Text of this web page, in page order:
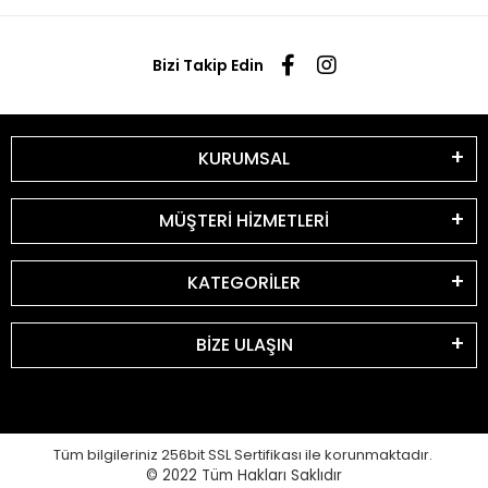
Bizi Takip Edin
KURUMSAL
MÜŞTERİ HİZMETLERİ
KATEGORİLER
BİZE ULAŞIN
Tüm bilgileriniz 256bit SSL Sertifikası ile korunmaktadır.
© 2022 Tüm Hakları Saklıdır